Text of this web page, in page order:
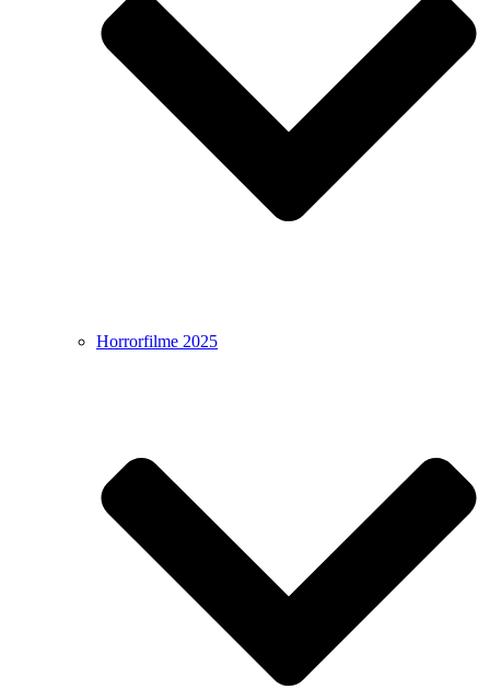
Horrorfilme 2025